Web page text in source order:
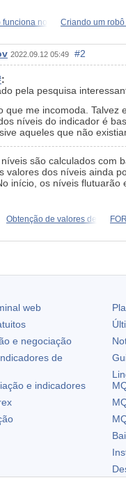
no Criando um robô
2022.09.12 05:49 #2
:
pela pesquisa
que me incomoda.
níveis do indicador é
aqueles que não
são calculados com
valores dos níveis ainda
início, os níveis flutuarão
Obtenção de valores de
web
e negociação
de
e indicadores